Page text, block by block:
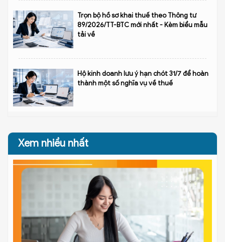
Trọn bộ hồ sơ khai thuế theo Thông tư
89/2026/TT-BTC mới nhất - Kèm biểu mẫu
tải về
Hộ kinh doanh lưu ý hạn chót 31/7 để hoàn
thành một số nghĩa vụ về thuế
Xem nhiều nhất